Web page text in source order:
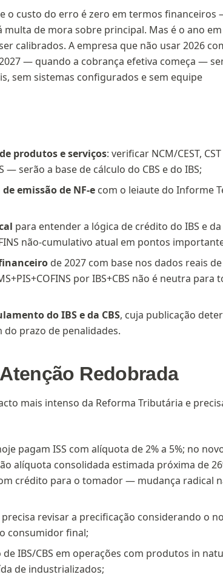
o custo do erro é zero em termos financeiros
de mora sobre principal. Mas é o ano em
calibrados. A empresa que não usar 2026
— quando a cobrança efetiva começa —
sem sistemas configurados e sem equipe
produtos e serviços: verificar NCM/CEST,
— serão a base de cálculo do CBS e do IBS;
emissão de NF-e com o leiaute do Informe
para entender a lógica de crédito do IBS e
não-cumulativo atual em pontos
de 2027 com base nos dados reais
por IBS+CBS não é neutra para
do IBS e da CBS, cuja publicação
prazo de penalidades.
Redobrada
mais intenso da Reforma Tributária e
pagam ISS com alíquota de 2% a 5%; no
alíquota consolidada estimada próxima de
crédito para o tomador — mudança radical
precisa revisar a precificação considerando o
consumidor final;
de IBS/CBS em operações com produtos in
de industrializados;